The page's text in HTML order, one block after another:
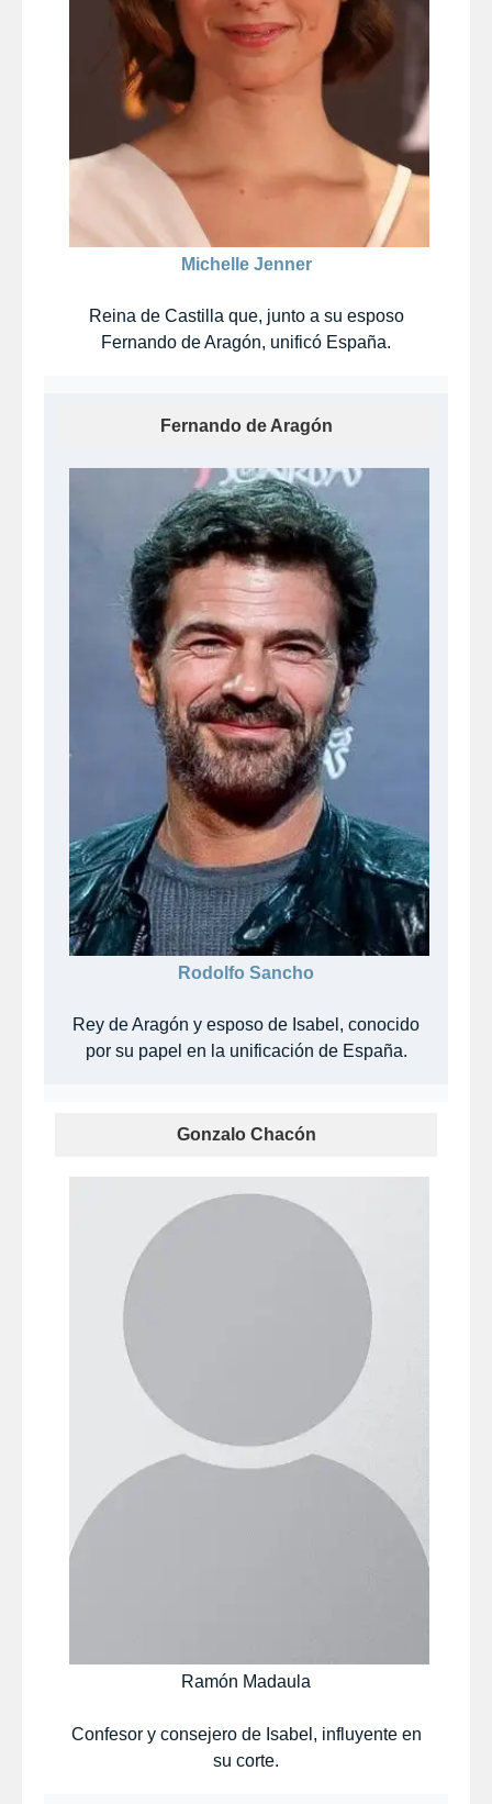
Michelle Jenner
Reina de Castilla que, junto a su esposo
Fernando de Aragón, unificó España.
Fernando de Aragón
Rodolfo Sancho
Rey de Aragón y esposo de Isabel, conocido
por su papel en la unificación de España.
Gonzalo Chacón
Ramón Madaula
Confesor y consejero de Isabel, influyente en
su corte.